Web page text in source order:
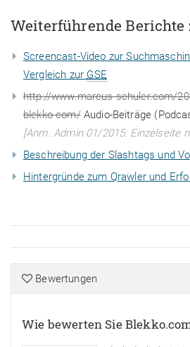
Weiterführende Berichte
Screencast-Video zur
Vergleich zur GSE
http://www.marcus-schuler.com/
blekko-com/Audio-Beiträge
[Anm. Admin 01/2015: Einzelseite
Beschreibung der Slashtags und
Hintergründe zum Qrawler und
Bewertungen
Wie bewerten Sie